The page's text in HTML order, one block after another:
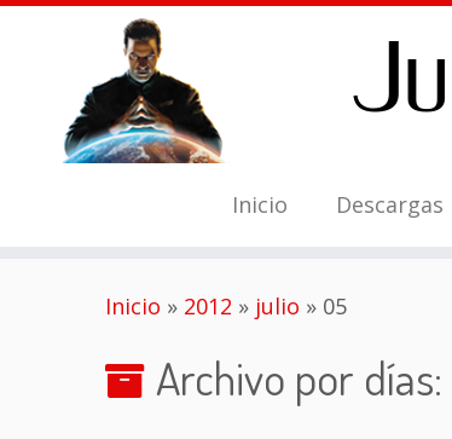
Inicio Descargas
Inicio » 2012 » julio » 05
Archivo por días: